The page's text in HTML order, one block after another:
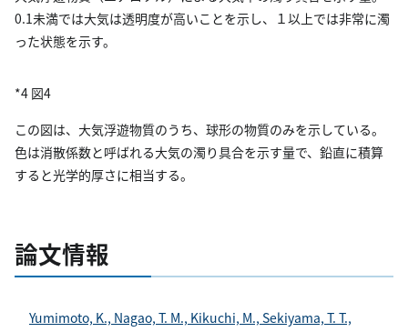
0.1未満では大気は透明度が高いことを示し、１以上では非常に濁
った状態を示す。
*4 図4
この図は、大気浮遊物質のうち、球形の物質のみを示している。
色は消散係数と呼ばれる大気の濁り具合を示す量で、鉛直に積算
すると光学的厚さに相当する。
論文情報
Yumimoto, K., Nagao, T. M., Kikuchi, M., Sekiyama, T. T.,